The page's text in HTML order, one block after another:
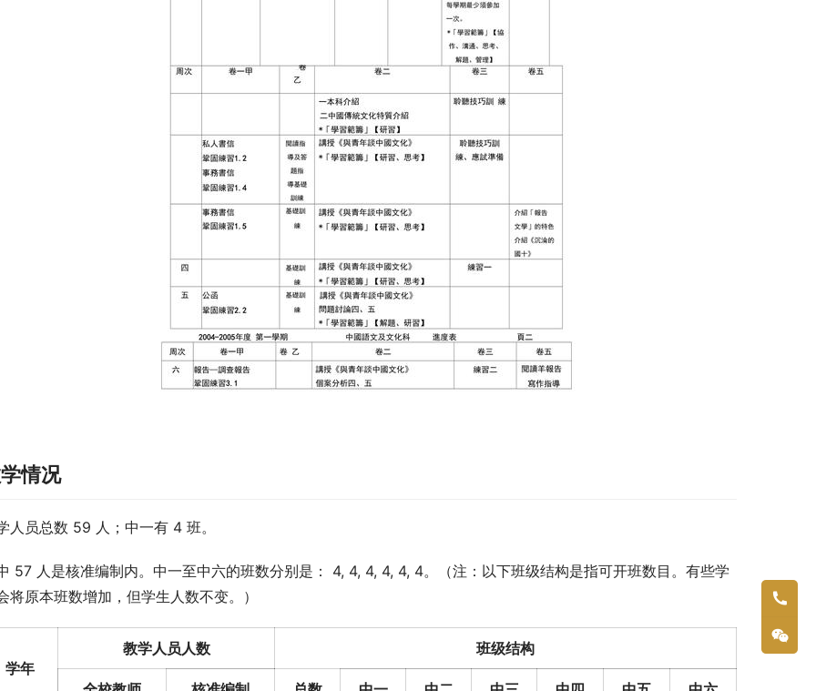
情况
人员总数 59 人；中一有 4 班。
57 人是核准编制内。中一至中六的班数分别是： 4, 4, 4, 4, 4, 4。（注：以下班级结构是指可开班数目。有些学
将原本班数增加，但学生人数不变。）
学年
教学人员人数 班级结构